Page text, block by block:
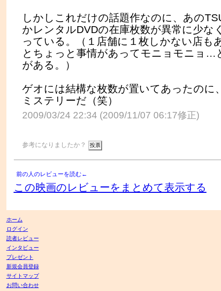
しかしこれだけの話題作なのに、あの
かレンタルDVDの在庫枚数が異常に少な
っている。（１店舗に１枚しかない店も
とちょっと事情があってモニョモニョ…
がある。）
ゲオには結構な枚数が置いてあったのに
ミステリーだ（笑）
2009/03/24 22:34 (2009/11/07 06:17修正)
参考になりましたか？
前の人のレビューを読む←
この映画のレビューをまとめて表示する
ホーム
ログイン
読者レビュー
インタビュー
プレゼント
新規会員登録
サイトマップ
お問い合わせ